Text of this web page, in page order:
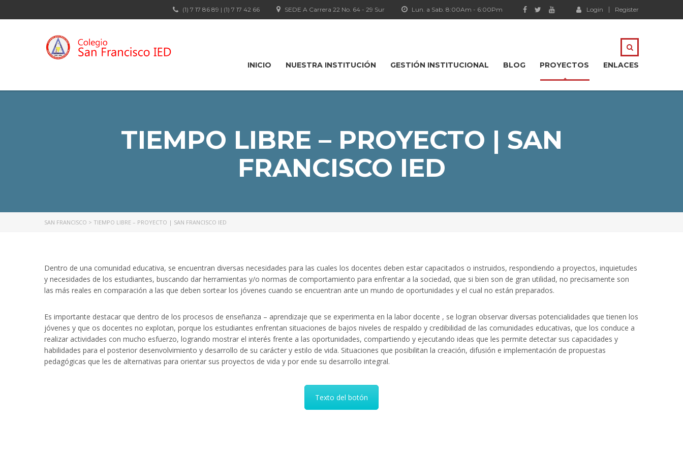
Login Register
Lun. a Sab. 8:00Am - 6:00Pm
SEDE A Carrera 22 No. 64 - 29 Sur
(1) 7 17 86 89 | (1) 7 17 42 66
INICIO NUESTRA INSTITUCIÓN GESTIÓN INSTITUCIONAL BLOG PROYECTOS ENLACES
TIEMPO LIBRE – PROYECTO | SAN
FRANCISCO IED
SAN FRANCISCO > TIEMPO LIBRE – PROYECTO | SAN FRANCISCO IED
Dentro de una comunidad educativa, se encuentran diversas necesidades para las cuales los docentes deben estar capacitados o instruidos, respondiendo a proyectos, inquietudes
y necesidades de los estudiantes, buscando dar herramientas y/o normas de comportamiento para enfrentar a la sociedad, que si bien son de gran utilidad, no precisamente son
las más reales en comparación a las que deben sortear los jóvenes cuando se encuentran ante un mundo de oportunidades y el cual no están preparados.
Es importante destacar que dentro de los procesos de enseñanza – aprendizaje que se experimenta en la labor docente , se logran observar diversas potencialidades que tienen los
jóvenes y que os docentes no explotan, porque los estudiantes enfrentan situaciones de bajos niveles de respaldo y credibilidad de las comunidades educativas, que los conduce a
realizar actividades con mucho esfuerzo, logrando mostrar el interés frente a las oportunidades, compartiendo y ejecutando ideas que les permite detectar sus capacidades y
habilidades para el posterior desenvolvimiento y desarrollo de su carácter y estilo de vida. Situaciones que posibilitan la creación, difusión e implementación de propuestas
pedagógicas que les de alternativas para orientar sus proyectos de vida y por ende su desarrollo integral.
Texto del botón